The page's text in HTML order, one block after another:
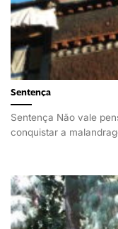
Sentença
Sentença Não vale
conquistar a